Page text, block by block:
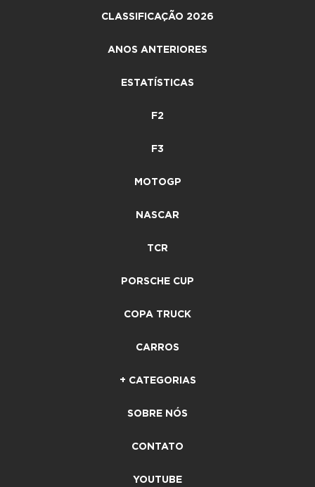
CLASSIFICAÇÃO 2026
ANOS ANTERIORES
ESTATÍSTICAS
F2
F3
MOTOGP
NASCAR
TCR
PORSCHE CUP
COPA TRUCK
CARROS
+ CATEGORIAS
SOBRE NÓS
CONTATO
YOUTUBE